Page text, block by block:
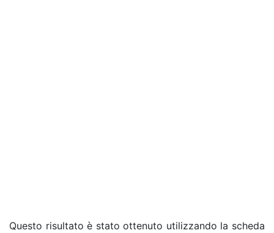
Questo risultato è stato ottenuto utilizzando la scheda